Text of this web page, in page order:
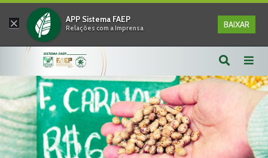
× APP Sistema FAEP
Relações com a Imprensa BAIXAR